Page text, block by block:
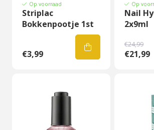
Op voorraad
Striplac
Bokkenpootje 1st
€3,99
Op
Nail
2x9ml
€24,99
€21,99